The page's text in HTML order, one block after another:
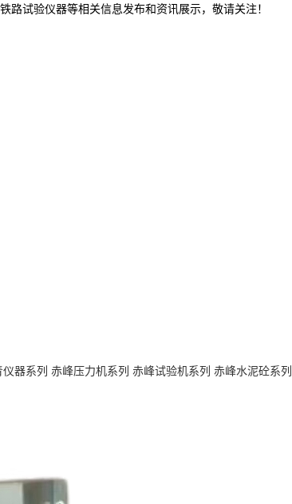
路试验仪器等相关信息发布和资讯展示，敬请关注！
器系列 赤峰压力机系列 赤峰试验机系列 赤峰水泥砼系列